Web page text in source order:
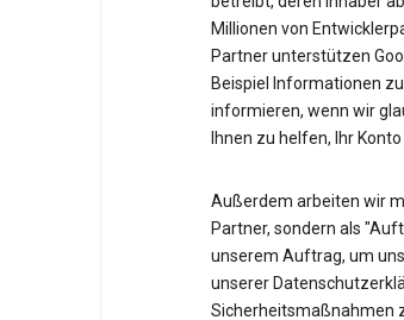
Millionen von
Partner unterstützen
Beispiel Informationen
informieren, wenn wir
Ihnen zu helfen, Ihr
Außerdem arbeiten wir
Partner, sondern als
unserem Auftrag, um
unserer
Sicherheitsmaßnahmen